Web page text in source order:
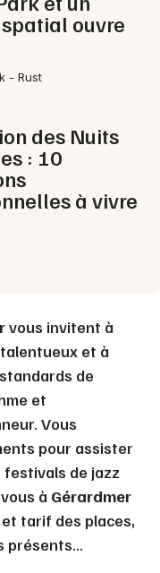
ouvre
- Rust
des Nuits
: 10
à vivre
vous invitent à
et à
de
et
Vous
pour assister
de jazz
à Gérardmer
tarif des places,
présents…